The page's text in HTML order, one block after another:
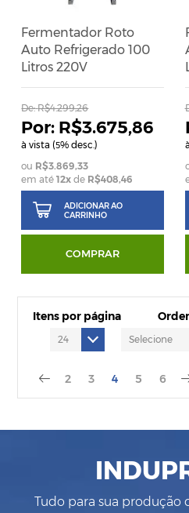
Fermentador Roto
Auto Refrigerado 100
Litros 220V
R$3.675,86
à vista (5% desc.)
De: R$4.299,26
R$3.869,33
em até12x de R$408,46
ADICIONAR AO
CARRINHO
COMPRAR
Itens por página
2 3 4 5 6
Tudo para sua produção